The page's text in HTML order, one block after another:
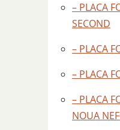
– PLACA
SECOND
– PLACA
– PLACA
– PLACA
NOUA